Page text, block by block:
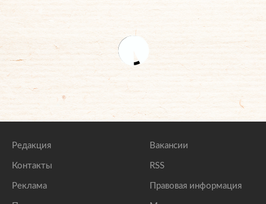
Редакция
Контакты
Реклама
Вакансии
RSS
Правовая информация